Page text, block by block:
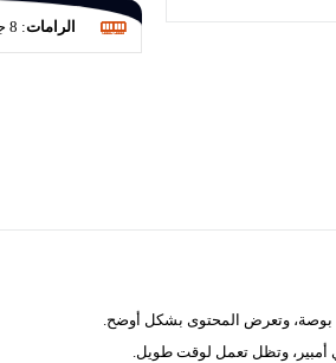
الرامات: 8 جيجا رام، 12 جيجا رام